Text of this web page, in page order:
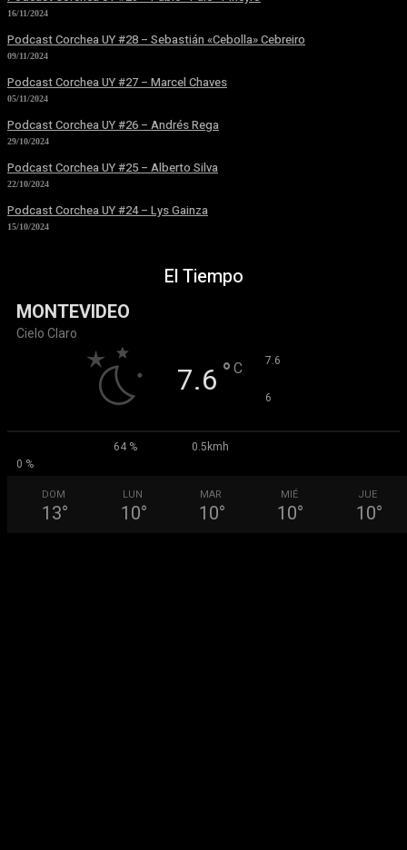
16/11/2024
Podcast Corchea UY #28 – Sebastián «Cebolla» Cebreiro
09/11/2024
Podcast Corchea UY #27 – Marcel Chaves
05/11/2024
Podcast Corchea UY #26 – Andrés Rega
29/10/2024
Podcast Corchea UY #25 – Alberto Silva
22/10/2024
Podcast Corchea UY #24 – Lys Gainza
15/10/2024
El Tiempo
MONTEVIDEO
Cielo Claro
7.6 ° C 7.6
6
64 %
0.5kmh
0 %
DOM
13°
LUN
10°
MAR
10°
MIÉ
10°
JUE
10°